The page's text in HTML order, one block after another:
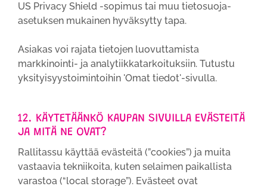
US Privacy Shield -sopimus tai muu tietosuoja-
asetuksen mukainen hyväksytty tapa.
Asiakas voi rajata tietojen luovuttamista
markkinointi- ja analytiikkatarkoituksiin. Tutustu
yksityisyystoimintoihin 'Omat tiedot'-sivulla.
12. KÄYTETÄÄNKÖ KAUPAN SIVUILLA EVÄSTEITÄ
JA MITÄ NE OVAT?
Rallitassu käyttää evästeitä (”cookies”) ja muita
vastaavia tekniikoita, kuten selaimen paikallista
varastoa (“local storage”). Evästeet ovat